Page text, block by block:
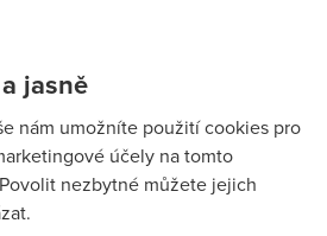
) NE!!! Hry si nezahraješ a rychlost
máš přes mobil !!!
jasně
nám umožníte použití cookies pro
účely na tomto
nezbytné můžete jejich